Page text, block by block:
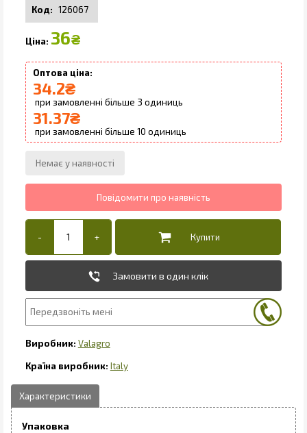
126067
36₴
34.2₴
3
31.37₴
10
Замовити в один клік
Valagro
Italy
Упаковка